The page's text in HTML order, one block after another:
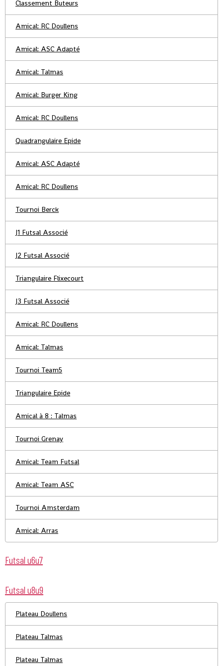
Classement Buteurs
Amical: RC Doullens
Amical: ASC Adapté
Amical: Talmas
Amical: Burger King
Amical: RC Doullens
Quadrangulaire Epide
Amical: ASC Adapté
Amical: RC Doullens
Tournoi Berck
J1 Futsal Associé
J2 Futsal Associé
Triangulaire Flixecourt
J3 Futsal Associé
Amical: RC Doullens
Amical: Talmas
Tournoi Team5
Triangulaire Epide
Amical à 8 : Talmas
Tournoi Grenay
Amical: Team Futsal
Amical: Team ASC
Tournoi Amsterdam
Amical: Arras
Futsal u6u7
Futsal u8u9
Plateau Doullens
Plateau Talmas
Plateau Talmas